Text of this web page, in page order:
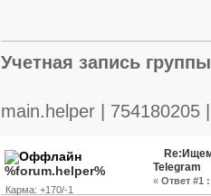
Учетная запись
main.helper |
%forum.helper%
Карма: +170/-1
Telegram
« Ответ #1 :